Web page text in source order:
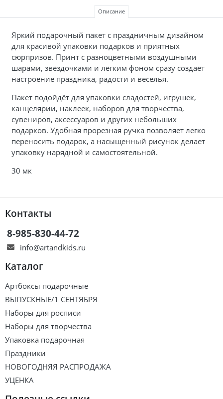
Описание
Яркий подарочный пакет с праздничным дизайном
для красивой упаковки подарков и приятных
сюрпризов. Принт с разноцветными воздушными
шарами, звёздочками и лёгким фоном сразу создаёт
настроение праздника, радости и веселья.
Пакет подойдёт для упаковки сладостей, игрушек,
канцелярии, наклеек, наборов для творчества,
сувениров, аксессуаров и других небольших
подарков. Удобная прорезная ручка позволяет легко
переносить подарок, а насыщенный рисунок делает
упаковку нарядной и самостоятельной.
30 мк
Контакты
8-985-830-44-72
info@artandkids.ru
Каталог
Артбоксы подарочные
ВЫПУСКНЫЕ/1 СЕНТЯБРЯ
Наборы для росписи
Наборы для творчества
Упаковка подарочная
Праздники
НОВОГОДНЯЯ РАСПРОДАЖА
УЦЕНКА